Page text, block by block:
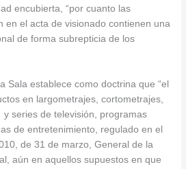
encubierta, “por cuanto las
en el acta de visionado contienen una
de forma subrepticia de los
Sala establece como doctrina que “el
en largometrajes, cortometrajes,
series de televisión, programas
de entretenimiento, regulado en el
de 31 de marzo, General de la
aún en aquellos supuestos en que